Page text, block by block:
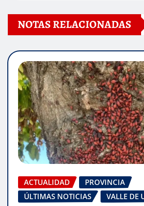
NOTAS RELACIONADAS
ACTUALIDAD
PROVINCIA
ÚLTIMAS NOTICIAS
VALLE DE